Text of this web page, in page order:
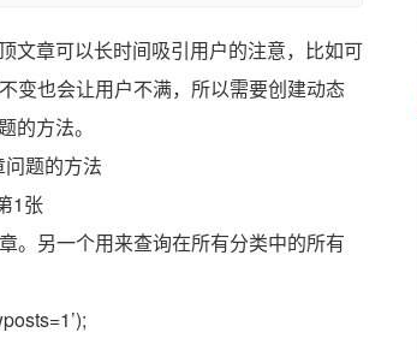
文章可以长时间吸引用户的注意，比如可
变也会让用户不满，所以需要创建动态
的方法。
。另一个用来查询在所有分类中的所有